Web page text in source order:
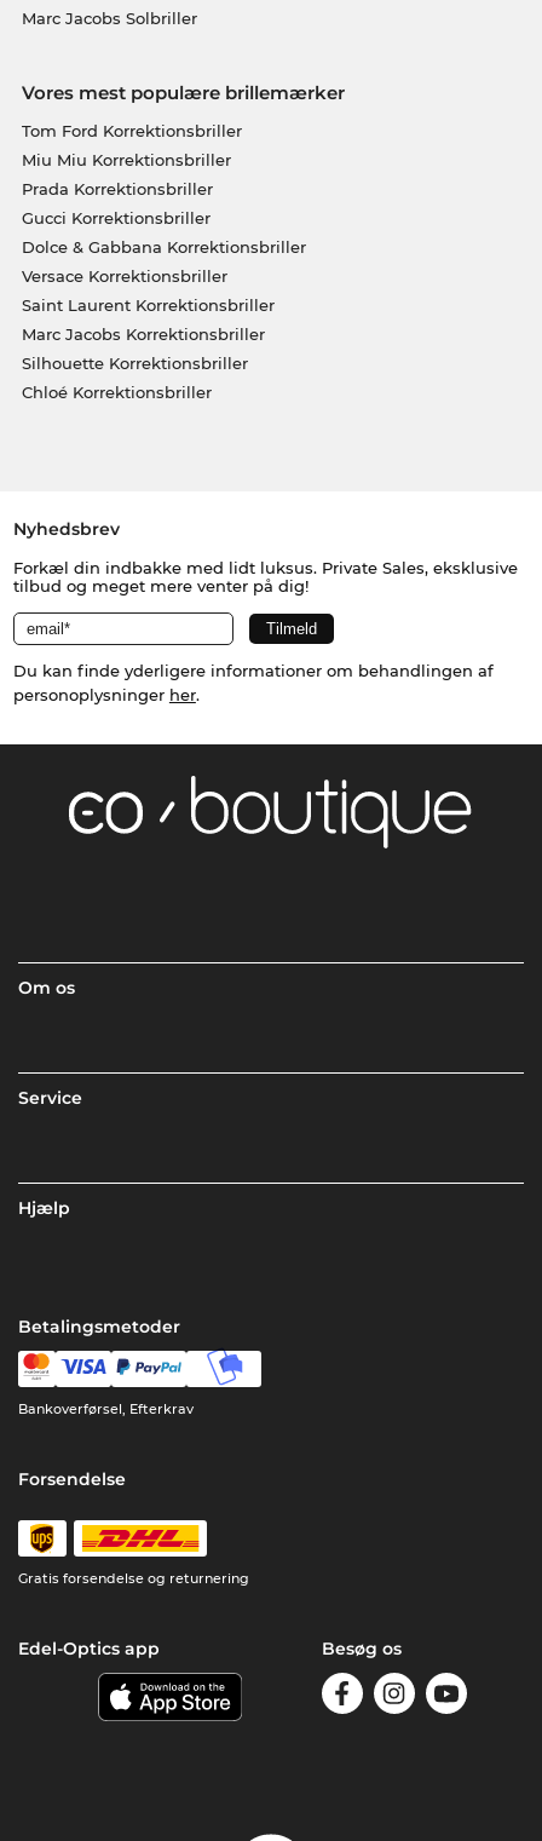
Marc Jacobs Solbriller
Vores mest populære brillemærker
Tom Ford Korrektionsbriller
Miu Miu Korrektionsbriller
Prada Korrektionsbriller
Gucci Korrektionsbriller
Dolce & Gabbana Korrektionsbriller
Versace Korrektionsbriller
Saint Laurent Korrektionsbriller
Marc Jacobs Korrektionsbriller
Silhouette Korrektionsbriller
Chloé Korrektionsbriller
Nyhedsbrev
Forkæl din indbakke med lidt luksus. Private Sales, eksklusive
tilbud og meget mere venter på dig!
Du kan finde yderligere informationer om behandlingen af
personoplysninger her.
Om os
Service
Hjælp
Betalingsmetoder
Bankoverførsel, Efterkrav
Forsendelse
Gratis forsendelse og returnering
Edel-Optics app Besøg os